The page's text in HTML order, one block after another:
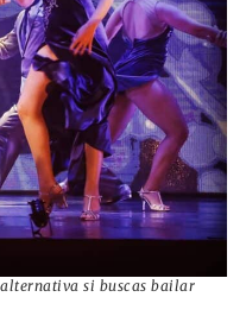
si buscas bailar